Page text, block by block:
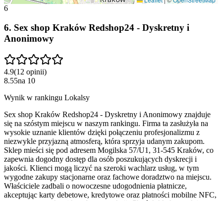
6
6. Sex shop Kraków Redshop24 - Dyskretny i
Anonimowy
4.9(12 opinii)
8.55na 10
Wynik w rankingu Lokalsy
Sex shop Kraków Redshop24 - Dyskretny i Anonimowy znajduje
się na szóstym miejscu w naszym rankingu. Firma ta zasłużyła na
wysokie uznanie klientów dzięki połączeniu profesjonalizmu z
niezwykle przyjazną atmosferą, która sprzyja udanym zakupom.
Sklep mieści się pod adresem Mogilska 57/U1, 31-545 Kraków, co
zapewnia dogodny dostęp dla osób poszukujących dyskrecji i
jakości. Klienci mogą liczyć na szeroki wachlarz usług, w tym
wygodne zakupy stacjonarne oraz fachowe doradztwo na miejscu.
Właściciele zadbali o nowoczesne udogodnienia płatnicze,
akceptując karty debetowe, kredytowe oraz płatności mobilne NFC,